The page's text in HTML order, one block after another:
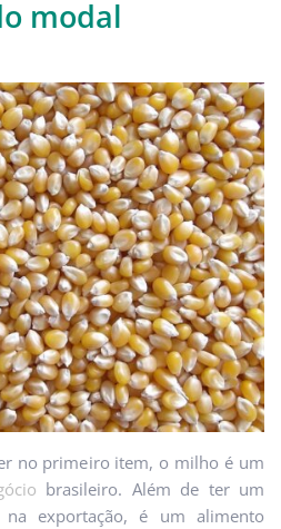
modal
no primeiro item, o milho é um
brasileiro. Além de ter um
exportação, é um alimento